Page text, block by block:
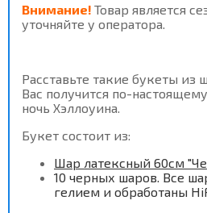
Внимание! Товар является
уточняйте у оператора.
Расставьте такие букеты из
Вас получится по-
ночь Хэллоуина.
Букет состоит из:
Шар латексный 60см
10 черных шаров. Все
гелием и обработаны